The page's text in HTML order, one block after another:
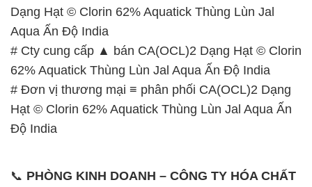
Dạng Hạt © Clorin 62% Aquatick Thùng Lùn Jal
Aqua Ấn Độ India
# Cty cung cấp ▲ bán CA(OCL)2 Dạng Hạt © Clorin
62% Aquatick Thùng Lùn Jal Aqua Ấn Độ India
# Đơn vị thương mại ≡ phân phối CA(OCL)2 Dạng
Hạt © Clorin 62% Aquatick Thùng Lùn Jal Aqua Ấn
Độ India
📞 PHÒNG KINH DOANH – CÔNG TY HÓA CHẤT